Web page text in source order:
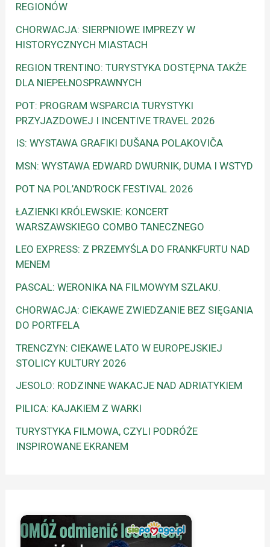
REGIONÓW
CHORWACJA: SIERPNIOWE IMPREZY W
HISTORYCZNYCH MIASTACH
REGION TRENTINO: TURYSTYKA DOSTĘPNA TAKŻE
DLA NIEPEŁNOSPRAWNYCH
POT: PROGRAM WSPARCIA TURYSTYKI
PRZYJAZDOWEJ I INCENTIVE TRAVEL 2026
IS: WYSTAWA GRAFIKI DUŠANA POLAKOVIČA
MSN: WYSTAWA EDWARD DWURNIK, DUMA I WSTYD
POT NA POL’AND’ROCK FESTIVAL 2026
ŁAZIENKI KRÓLEWSKIE: KONCERT
WARSZAWSKIEGO COMBO TANECZNEGO
LEO EXPRESS: Z PRZEMYŚLA DO FRANKFURTU NAD
MENEM
PASCAL: WERONIKA NA FILMOWYM SZLAKU.
CHORWACJA: CIEKAWE ZWIEDZANIE BEZ SIĘGANIA
DO PORTFELA
TRENCZYN: CIEKAWE LATO W EUROPEJSKIEJ
STOLICY KULTURY 2026
JESOLO: RODZINNE WAKACJE NAD ADRIATYKIEM
PILICA: KAJAKIEM Z WARKI
TURYSTYKA FILMOWA, CZYLI PODRÓŻE
INSPIROWANE EKRANEM